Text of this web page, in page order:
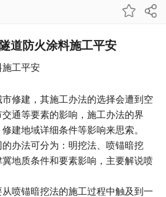
道防火涂料施工平安
工平安
修建，其施工办法的选择会遭到空
通等要素的影响，施工办法的界
建地域详细条件等影响来思索。
办法可分为：明挖法、喷锚暗挖
地质条件和要素影响，主要解说喷
喷锚暗挖法的施工过程中触及到一